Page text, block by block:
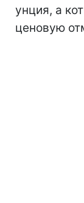
унция, а
ценовую